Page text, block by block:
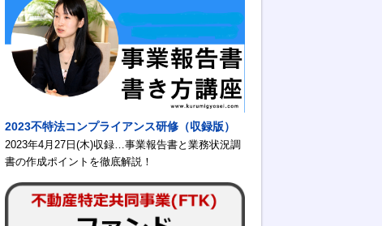
2023不特法コンプライアンス研修（収録版）
2023年4月27日(木)収録…事業報告書と業務状況調
書の作成ポイントを徹底解説！